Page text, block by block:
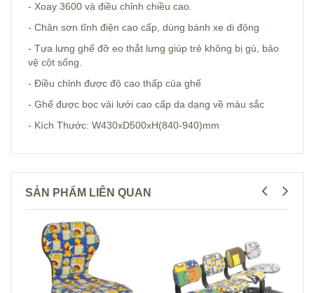
- Xoay 3600 và điều chỉnh chiều cao.
- Chân sơn tĩnh điện cao cấp, dùng bánh xe di động
- Tựa lưng ghế đỡ eo thắt lưng giúp trẻ không bị gù, bảo
vệ cột sống.
- Điều chỉnh được độ cao thấp của ghế
- Ghế được bọc vải lưới cao cấp da dạng về màu sắc
- Kích Thước: W430xD500xH(840-940)mm
SẢN PHẨM LIÊN QUAN